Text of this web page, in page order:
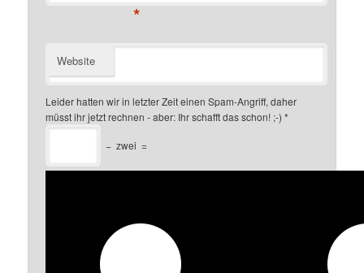
*
Website
Leider hatten wir in letzter Zeit einen Spam-Angriff, daher
müsst ihr jetzt rechnen - aber: Ihr schafft das schon! ;-) *
− zwei =